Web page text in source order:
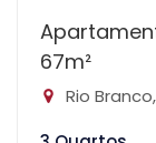
67m²
Rio